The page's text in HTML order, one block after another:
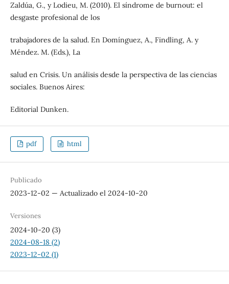
Zaldúa, G., y Lodieu, M. (2010). El síndrome de burnout: el
desgaste profesional de los
trabajadores de la salud. En Domínguez, A., Findling, A. y
Méndez. M. (Eds.), La
salud en Crisis. Un análisis desde la perspectiva de las ciencias
sociales. Buenos Aires:
Editorial Dunken.
pdf html
Publicado
2023-12-02 — Actualizado el 2024-10-20
Versiones
2024-10-20 (3)
2024-08-18 (2)
2023-12-02 (1)